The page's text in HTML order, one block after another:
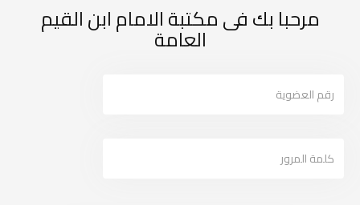
مرحبا بك فى مكتبة الامام ابن القيم
العامة